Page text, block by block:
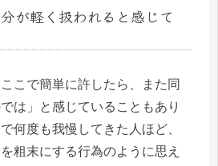
が軽く扱われると感じて
こで簡単に許したら、また同
は」と感じていることもあり
何度も我慢してきた人ほど、
粗末にする行為のように思え